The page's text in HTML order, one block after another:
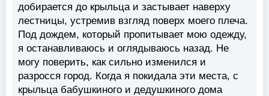
добирается до крыльца и застывает наверху
лестницы, устремив взгляд поверх моего плеча.
Под дождем, который пропитывает мою одежду,
я останавливаюсь и оглядываюсь назад. Не
могу поверить, как сильно изменился и
разросся город. Когда я покидала эти места, с
крыльца бабушкиного и дедушкиного дома